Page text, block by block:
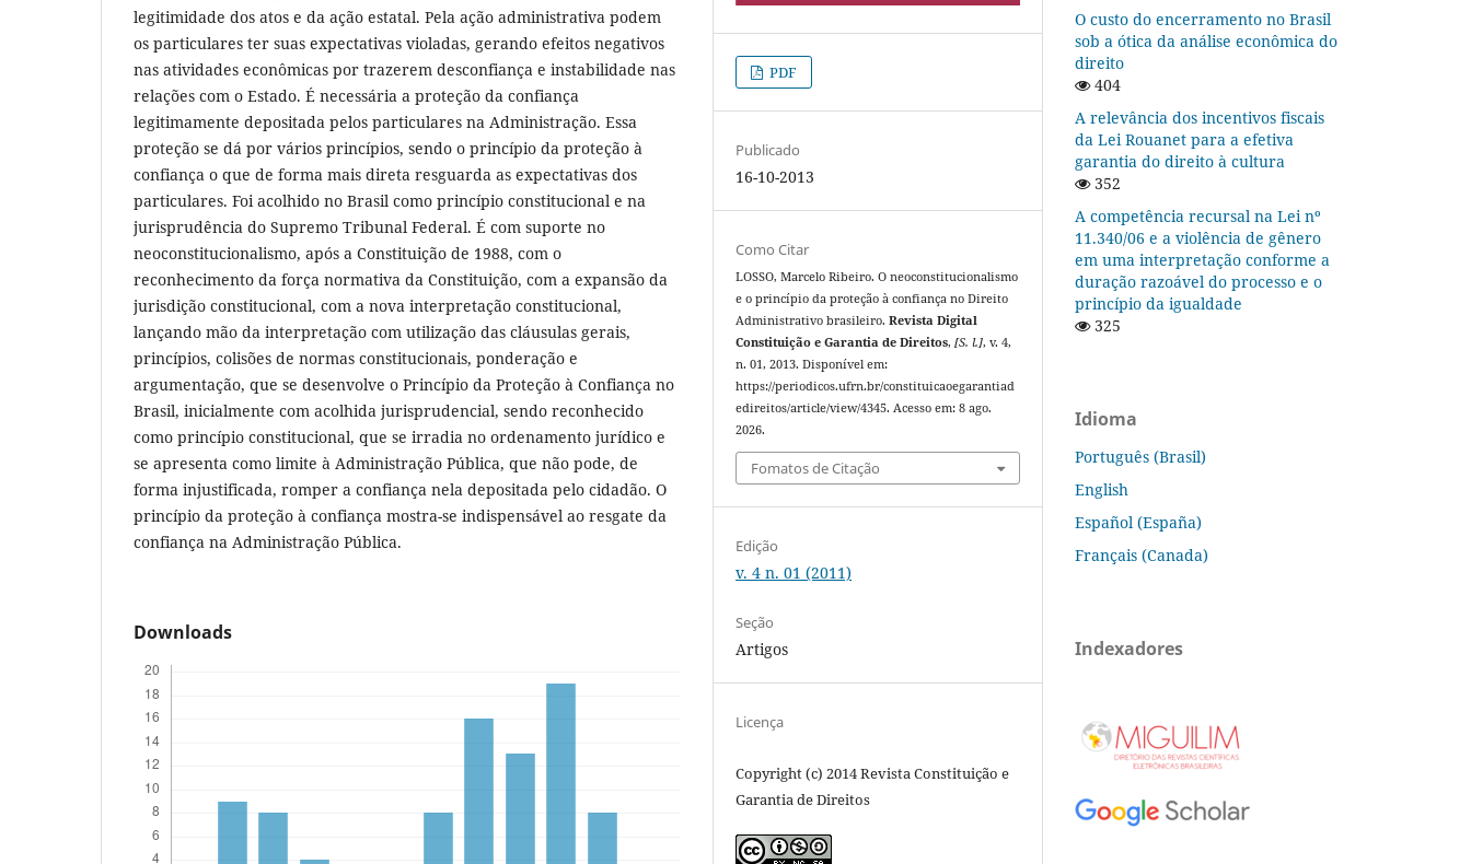
legitimidade dos atos e da ação estatal. Pela ação administrativa podem
os particulares ter suas expectativas violadas, gerando efeitos negativos
nas atividades econômicas por trazerem desconfiança e instabilidade nas
relações com o Estado. É necessária a proteção da confiança
legitimamente depositada pelos particulares na Administração. Essa
proteção se dá por vários princípios, sendo o princípio da proteção à
confiança o que de forma mais direta resguarda as expectativas dos
particulares. Foi acolhido no Brasil como princípio constitucional e na
jurisprudência do Supremo Tribunal Federal. É com suporte no
neoconstitucionalismo, após a Constituição de 1988, com o
reconhecimento da força normativa da Constituição, com a expansão da
jurisdição constitucional, com a nova interpretação constitucional,
lançando mão da interpretação com utilização das cláusulas gerais,
princípios, colisões de normas constitucionais, ponderação e
argumentação, que se desenvolve o Princípio da Proteção à Confiança no
Brasil, inicialmente com acolhida jurisprudencial, sendo reconhecido
como princípio constitucional, que se irradia no ordenamento jurídico e
se apresenta como limite à Administração Pública, que não pode, de
forma injustificada, romper a confiança nela depositada pelo cidadão. O
princípio da proteção à confiança mostra-se indispensável ao resgate da
confiança na Administração Pública.
Downloads
PDF
Publicado
16-10-2013
Como Citar
LOSSO, Marcelo Ribeiro. O neoconstitucionalismo
e o princípio da proteção à confiança no Direito
Administrativo brasileiro.Revista Digital
Constituição e Garantia de Direitos,[S. l.], v. 4,
n. 01, 2013. Disponível em:
https://periodicos.ufrn.br/constituicaoegarantiad
edireitos/article/view/4345. Acesso em: 8 ago.
2026.
Fomatos de Citação
Edição
v. 4 n. 01 (2011)
Seção
Artigos
Licença
Copyright (c) 2014 Revista Constituição e
Garantia de Direitos
O custo do encerramento no Brasil
sob a ótica da análise econômica do
direito
404
A relevância dos incentivos fiscais
da Lei Rouanet para a efetiva
garantia do direito à cultura
352
A competência recursal na Lei nº
11.340/06 e a violência de gênero
em uma interpretação conforme a
duração razoável do processo e o
princípio da igualdade
325
Idioma
Português (Brasil)
English
Español (España)
Français (Canada)
Indexadores